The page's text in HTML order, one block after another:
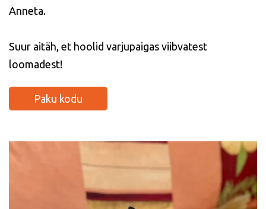
Anneta.
Suur aitäh, et hoolid varjupaigas viibvatest
loomadest!
Paku kodu